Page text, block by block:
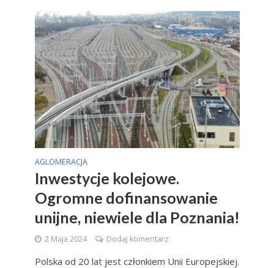
AGLOMERACJA
Inwestycje kolejowe.
Ogromne dofinansowanie
unijne, niewiele dla Poznania!
2 Maja 2024 Dodaj komentarz
Polska od 20 lat jest członkiem Unii Europejskiej.